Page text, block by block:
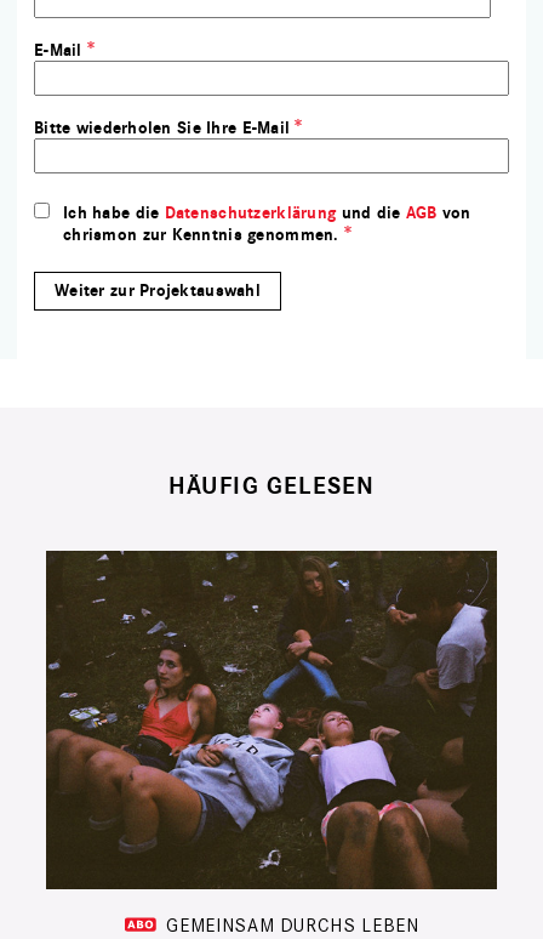
E-Mail
Bitte wiederholen Sie Ihre E-Mail
Ich habe die Datenschutzerklärungund die AGB von
chrismon zur Kenntnis genommen.
HÄUFIG GELESEN
GEMEINSAM DURCHS LEBEN